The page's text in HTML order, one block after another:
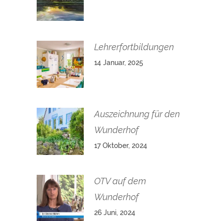
Lehrerfortbildungen
14 Januar, 2025
Auszeichnung für den
Wunderhof
17 Oktober, 2024
OTV auf dem
Wunderhof
26 Juni, 2024